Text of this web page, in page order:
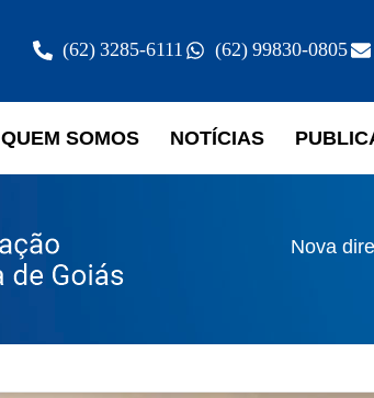
(62) 3285-6111 (62) 99830-0805
QUEM SOMOS NOTÍCIAS
Nova